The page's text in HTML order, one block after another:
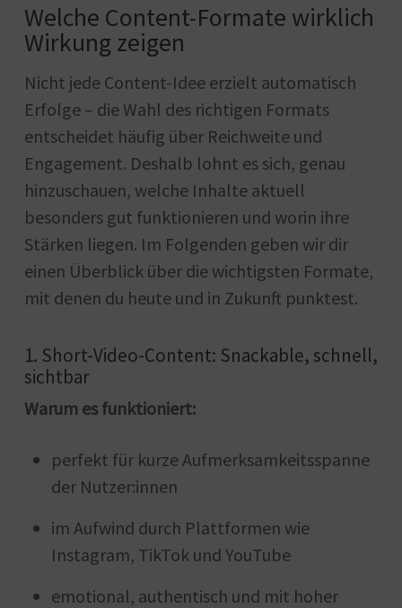
Welche Content-Formate wirklich
Wirkung zeigen
Nicht jede Content-Idee erzielt automatisch
Erfolge – die Wahl des richtigen Formats
entscheidet häufig über Reichweite und
Engagement. Deshalb lohnt es sich, genau
hinzuschauen, welche Inhalte aktuell
besonders gut funktionieren und worin ihre
Stärken liegen. Im Folgenden geben wir dir
einen Überblick über die wichtigsten Formate,
mit denen du heute und in Zukunft punktest.
1. Short-Video-Content: Snackable, schnell,
sichtbar
Warum es funktioniert:
perfekt für kurze Aufmerksamkeitsspanne
der Nutzer:innen
im Aufwind durch Plattformen wie
Instagram, TikTok und YouTube
emotional, authentisch und mit hoher